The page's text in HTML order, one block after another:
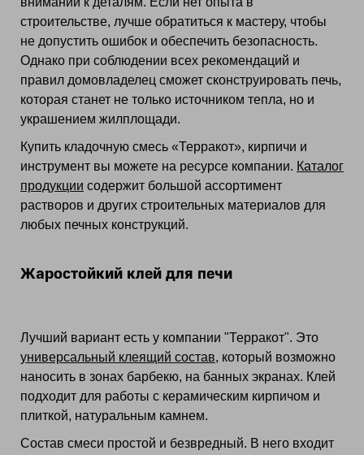
строительстве, лучше обратиться к мастеру, чтобы
не допустить ошибок и обеспечить безопасность.
Однако при соблюдении всех рекомендаций и
правил домовладелец сможет сконструировать печь,
которая станет не только источником тепла, но и
украшением жилплощади.
Купить кладочную смесь «Терракот», кирпичи и
инструмент вы можете на ресурсе компании. Каталог
продукции содержит большой ассортимент
растворов и других строительных материалов для
любых печных конструкций.
Жаростойкий клей для печи
Лучший вариант есть у компании "Терракот". Это
универсальный клеящий состав, который возможно
наносить в зонах барбекю, на банных экранах. Клей
подходит для работы с керамическим кирпичом и
плиткой, натуральным камнем.
Состав смеси простой и безвредный. В него входит